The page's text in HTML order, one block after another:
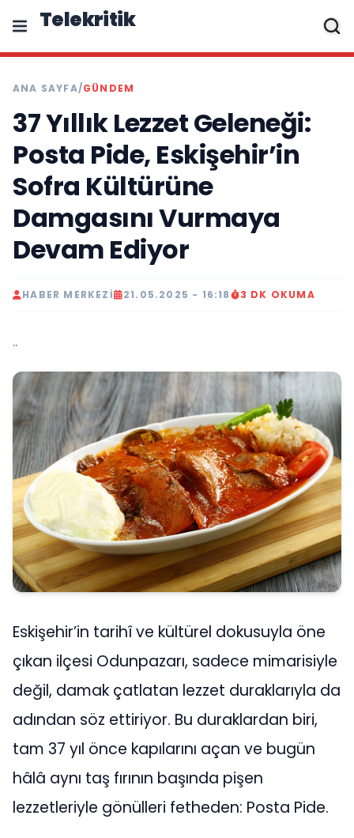
Telekritik
ANA SAYFA/GÜNDEM
37 Yıllık Lezzet Geleneği:
Posta Pide, Eskişehir’in
Sofra Kültürüne
Damgasını Vurmaya
Devam Ediyor
HABER MERKEZI 21.05.2025 - 16:18 3 DK OKUMA
..
Eskişehir’in tarihî ve kültürel dokusuyla öne
çıkan ilçesi Odunpazarı, sadece mimarisiyle
değil, damak çatlatan lezzet duraklarıyla da
adından söz ettiriyor. Bu duraklardan biri,
tam 37 yıl önce kapılarını açan ve bugün
hâlâ aynı taş fırının başında pişen
lezzetleriyle gönülleri fetheden: Posta Pide.